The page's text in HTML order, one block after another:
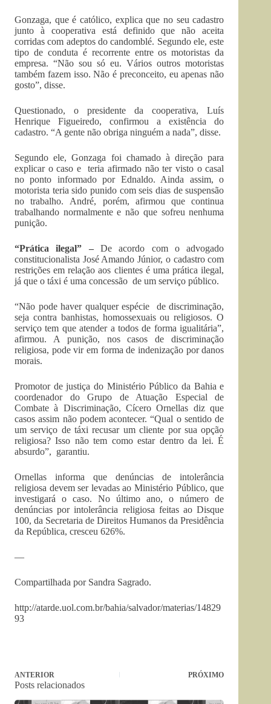
Gonzaga, que é católico, explica que no seu cadastro
junto à cooperativa está definido que não aceita
corridas com adeptos do candomblé. Segundo ele, este
tipo de conduta é recorrente entre os motoristas da
empresa. “Não sou só eu. Vários outros motoristas
também fazem isso. Não é preconceito, eu apenas não
gosto”, disse.
Questionado, o presidente da cooperativa, Luís
Henrique Figueiredo, confirmou a existência do
cadastro. “A gente não obriga ninguém a nada”, disse.
Segundo ele, Gonzaga foi chamado à direção para
explicar o caso e teria afirmado não ter visto o casal
no ponto informado por Ednaldo. Ainda assim, o
motorista teria sido punido com seis dias de suspensão
no trabalho. André, porém, afirmou que continua
trabalhando normalmente e não que sofreu nenhuma
punição.
“Prática ilegal” – De acordo com o advogado
constitucionalista José Amando Júnior, o cadastro com
restrições em relação aos clientes é uma prática ilegal,
já que o táxi é uma concessão de um serviço público.
“Não pode haver qualquer espécie de discriminação,
seja contra banhistas, homossexuais ou religiosos. O
serviço tem que atender a todos de forma igualitária”,
afirmou. A punição, nos casos de discriminação
religiosa, pode vir em forma de indenização por danos
morais.
Promotor de justiça do Ministério Público da Bahia e
coordenador do Grupo de Atuação Especial de
Combate à Discriminação, Cícero Ornellas diz que
casos assim não podem acontecer. “Qual o sentido de
um serviço de táxi recusar um cliente por sua opção
religiosa? Isso não tem como estar dentro da lei. É
absurdo”, garantiu.
Ornellas informa que denúncias de intolerância
religiosa devem ser levadas ao Ministério Público, que
investigará o caso. No último ano, o número de
denúncias por intolerância religiosa feitas ao Disque
100, da Secretaria de Direitos Humanos da Presidência
da República, cresceu 626%.
—
Compartilhada por Sandra Sagrado.
http://atarde.uol.com.br/bahia/salvador/materias/14829
93
ANTERIOR PRÓXIMO
Posts relacionados